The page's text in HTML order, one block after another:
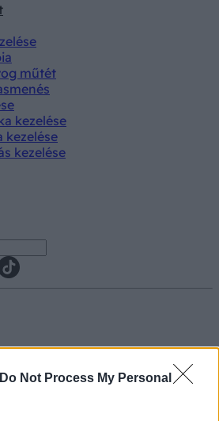
Do Not Process My Personal
műtét
kezelése
kezelése
kezelése